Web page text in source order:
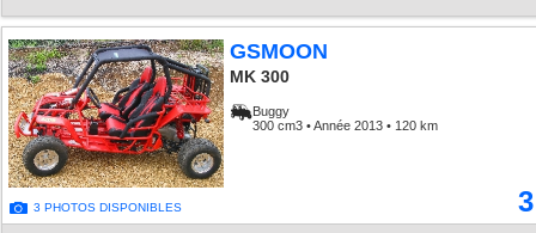
3 PHOTOS DISPONIBLES
GSMOON
MK 300
Buggy
300 cm3 • Année 2013 • 120 km